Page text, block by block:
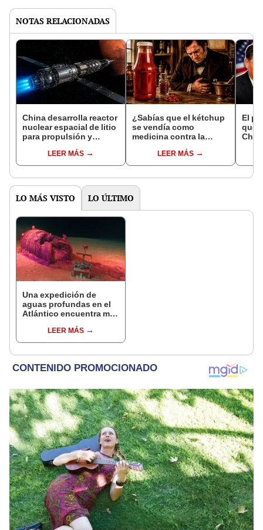
NOTAS RELACIONADAS
China desarrolla reactor
nuclear espacial de litio
para propulsión y
misiones a Marte:
supera a la NASA
LEER MÁS
¿Sabías que el kétchup
se vendía como
medicina contra la
Científicos explican el
origen del famoso
LEER MÁS
El
que
de
LO MÁS VISTO LO ÚLTIMO
Una expedición de
aguas profundas en el
Atlántico encuentra más
residuos radiactivos
con fugas
LEER MÁS